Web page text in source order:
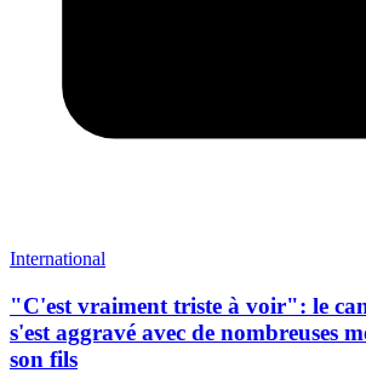
International
"C'est vraiment triste à voir": le
s'est aggravé avec de nombreuses
son fils